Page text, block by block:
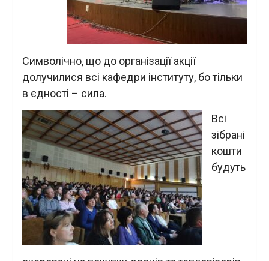
Символічно, що до організації акції
долучилися всі кафедри інституту, бо тільки
в єдності – сила.
Всі
зібрані
кошти
будуть